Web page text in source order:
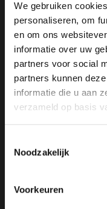
We gebruiken
personaliseren, om
en om ons
informatie over uw
partners voor social
partners kunnen
informatie die u aan
verzameld op basis
Noodzakelijk
Voorkeuren
stilgelegd met een
bocht zes. Al gauw
de eerste
Verstappen, George
Antonelli zijn de
bolides schroeven.
een nieuwe snelste
Feels good to be
WELKOM
Ben
Pas je advertentie
door te